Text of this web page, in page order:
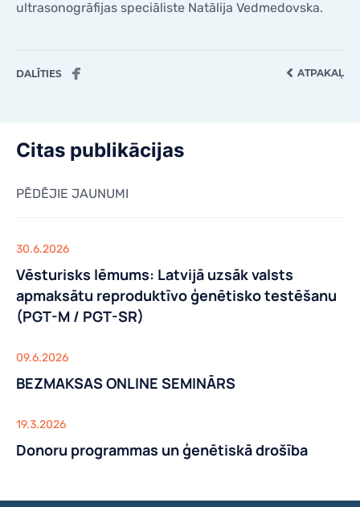
ultrasonogrāfijas speciāliste Natālija Vedmedovska.
DALĪTIES ATPAKAĻ
Citas publikācijas
PĒDĒJIE JAUNUMI
30.6.2026
Vēsturisks lēmums: Latvijā uzsāk valsts
apmaksātu reproduktīvo ģenētisko testēšanu
(PGT-M / PGT-SR)
09.6.2026
BEZMAKSAS ONLINE SEMINĀRS
19.3.2026
Donoru programmas un ģenētiskā drošība